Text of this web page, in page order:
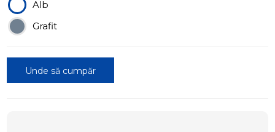
Alb
Grafit
Unde să cumpăr